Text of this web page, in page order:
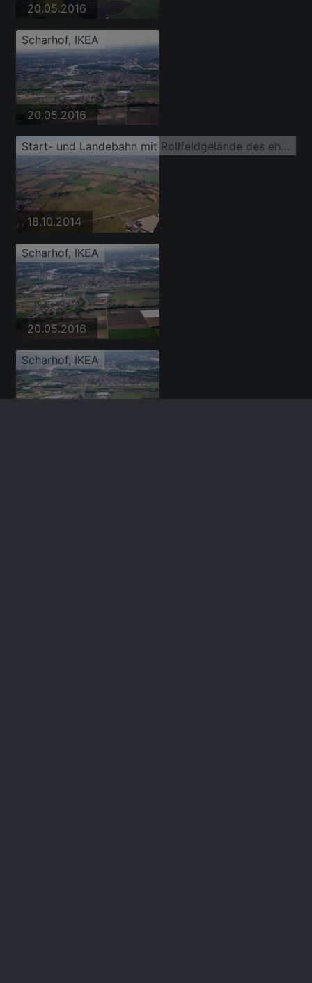
20.05.2016
Scharhof, IKEA
20.05.2016
Start- und Landebahn mit Rollfeldgelände des ehemaligen amerikanischen Hubschrauberflugplatz der Flugplatz Coleman
18.10.2014
Scharhof, IKEA
20.05.2016
Scharhof, IKEA